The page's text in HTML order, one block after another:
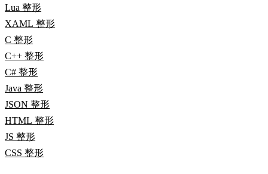
Lua 整形
XAML 整形
C 整形
C++ 整形
C# 整形
Java 整形
JSON 整形
HTML 整形
JS 整形
CSS 整形